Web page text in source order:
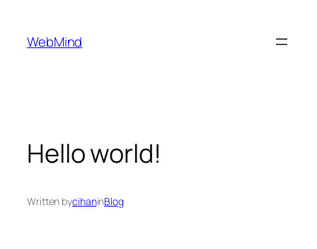
WebMind
Hello world!
Written bycihaninBlog